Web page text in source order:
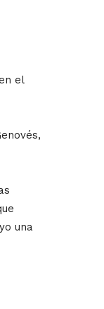
el
una